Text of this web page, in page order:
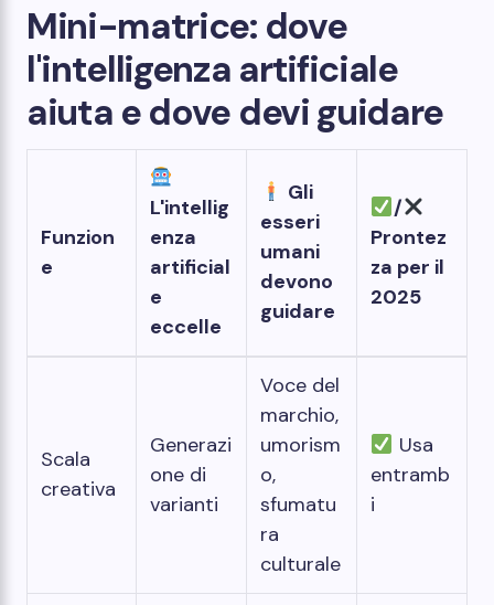
Mini-matrice: dove
l'intelligenza artificiale
aiuta e dove devi guidare
Funzion
e
L'intellig
enza
artificial
e
eccelle
Gli
esseri
umani
devono
guidare
/
Prontez
za per il
2025
Scala
creativa
Generazi
one di
varianti
Voce del
marchio,
umorism
o,
sfumatu
ra
culturale
Usa
entramb
i